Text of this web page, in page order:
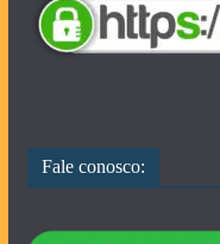
Fale conosco: